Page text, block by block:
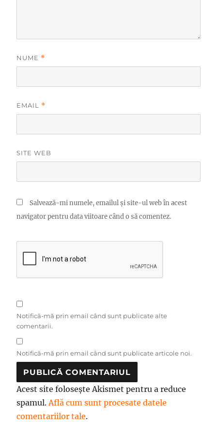
NUME *
EMAIL *
SITE WEB
Salvează-mi numele, emailul și site-ul web în acest
navigator pentru data viitoare când o să comentez.
Notifică-mă prin email când sunt publicate alte
comentarii.
Notifică-mă prin email când sunt publicate articole noi.
Acest site folosește Akismet pentru a reduce
spamul.Află cum sunt procesate datele
comentariilor tale.